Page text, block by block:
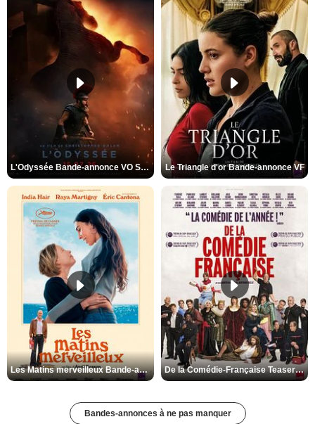
L'Odyssée Bande-annonce VO STFR Le Triangle d'or Bande-annonce VF
Les Matins merveilleux Bande-annonce VF De la Comédie-Française Teaser VF
Bandes-annonces à ne pas manquer